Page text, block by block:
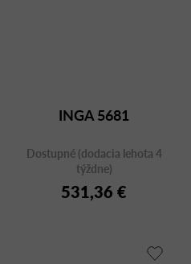
INGA 5681
Dostupné (dodacia lehota 4
týždne)
531,36 €